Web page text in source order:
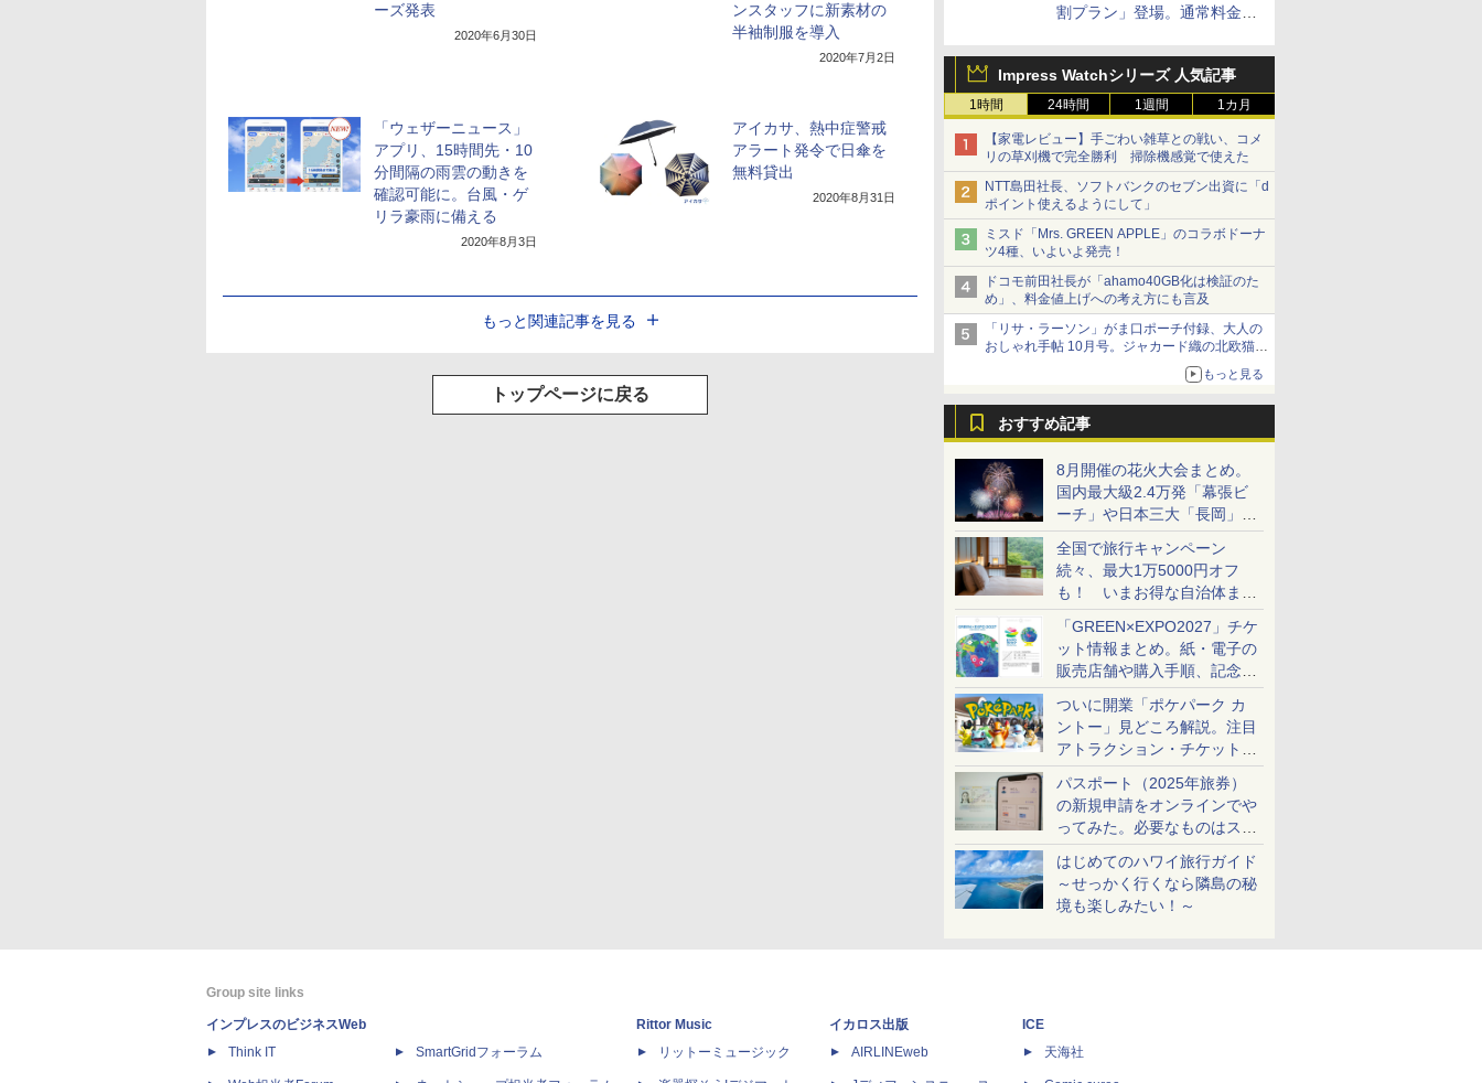
割プラン」登場。通常料金の
Impress Watchシリーズ 人気記事
1時間 24時間 1週間 1カ月
【家電レビュー】手ごわい雑草との戦い、コメ
リの草刈機で完全勝利 掃除機感覚で使えた
NTT島田社長、ソフトバンクのセブン出資に「d
ポイント使えるようにして」
ミスド「Mrs. GREEN APPLE」のコラボドーナ
ツ4種、いよいよ発売！
ドコモ前田社長が「ahamo40GB化は検証のた
め」、料金値上げへの考え方にも言及
「リサ・ラーソン」がま口ポーチ付録、大人の
おしゃれ手帖 10月号。ジャカード織の北欧猫デ
もっと見る
おすすめ記事
8月開催の花火大会まとめ。
国内最大級2.4万発「幕張ビ
ーチ」や日本三大「長岡」な
ど大型イベント目白押し！
全国で旅行キャンペーン
続々、最大1万5000円オフ
も！ いまお得な自治体まと
め
「GREEN×EXPO2027」チケ
ット情報まとめ。紙・電子の
販売店舗や購入手順、記念チ
ケットも解説
ついに開業「ポケパーク カ
ントー」見どころ解説。注目
アトラクション・チケット手
配・来場前に必要な準備は？
パスポート（2025年旅券）
の新規申請をオンラインでや
ってみた。必要なものはスマ
ホとマイナカードのみ
はじめてのハワイ旅行ガイド
～せっかく行くなら隣島の秘
境も楽しみたい！～
ーズ発表
2020年6月30日
ンスタッフに新素材の
半袖制服を導入
2020年7月2日
「ウェザーニュース」
アプリ、15時間先・10
分間隔の雨雲の動きを
確認可能に。台風・ゲ
リラ豪雨に備える
2020年8月3日
アイカサ、熱中症警戒
アラート発令で日傘を
無料貸出
2020年8月31日
もっと関連記事を見る
トップページに戻る
Group site links
インプレスのビジネスWeb
Think IT
SmartGridフォーラム
Rittor Music
リットーミュージック
イカロス出版
AIRLINEweb
ICE
天海社